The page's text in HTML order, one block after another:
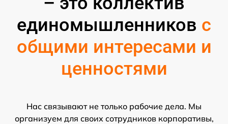
единомышленников с
общими интересами и
ценностями
Нас связывают не только рабочие дела. Мы
организуем для своих сотрудников корпоративы,